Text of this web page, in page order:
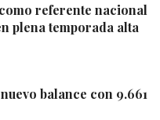
referente nacional
plena temporada alta
balance con 9.661